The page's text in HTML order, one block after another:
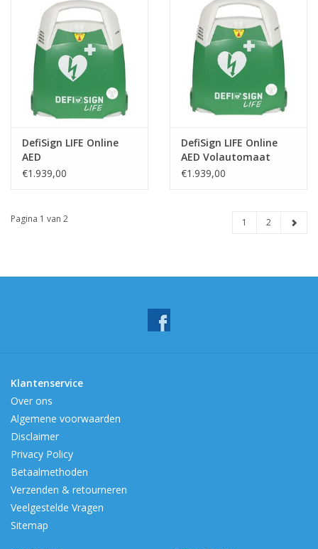
DefiSign LIFE Online
AED
€1.939,00
DefiSign LIFE Online
AED Volautomaat
€1.939,00
Pagina 1 van 2 1 2
Klantenservice
Over ons
Algemene voorwaarden
Disclaimer
Privacy Policy
Betaalmethoden
Verzenden & retourneren
Veelgestelde Vragen
Sitemap